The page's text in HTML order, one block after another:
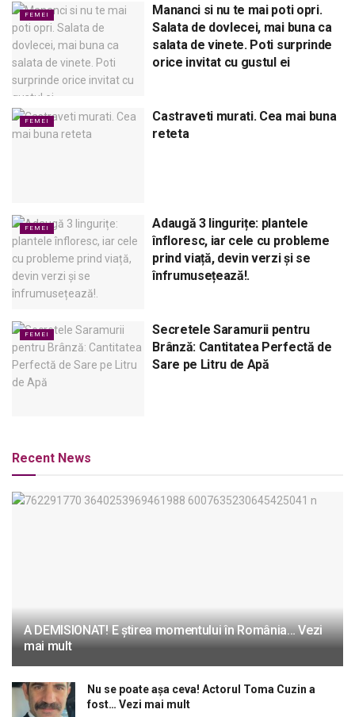
FEMEI
Mananci si nu te mai poti opri.
Salata de dovlecei, mai buna ca
salata de vinete. Poti surprinde
orice invitat cu gustul ei
FEMEI
Castraveti murati. Cea mai buna
reteta
FEMEI
Adaugă 3 lingurițe: plantele
înfloresc, iar cele cu probleme
prind viață, devin verzi și se
înfrumusețează!.
FEMEI
Secretele Saramurii pentru
Brânză: Cantitatea Perfectă de
Sare pe Litru de Apă
Recent News
A DEMISIONAT! E știrea momentului în România… Vezi
mai mult
Nu se poate așa ceva! Actorul Toma Cuzin a
fost… Vezi mai mult